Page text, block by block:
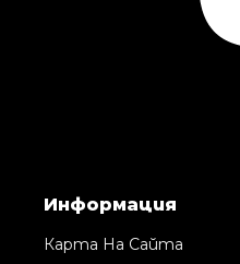
Информация
Карта На Сайта